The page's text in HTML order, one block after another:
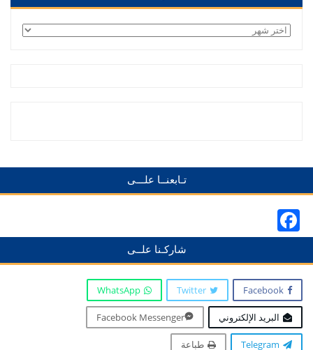
الأرشيف
تـابعنــا علـــى
شاركـنا علــى
Facebook
Twitter
WhatsApp
البريد الإلكتروني Facebook Messenger
Telegram طباعة